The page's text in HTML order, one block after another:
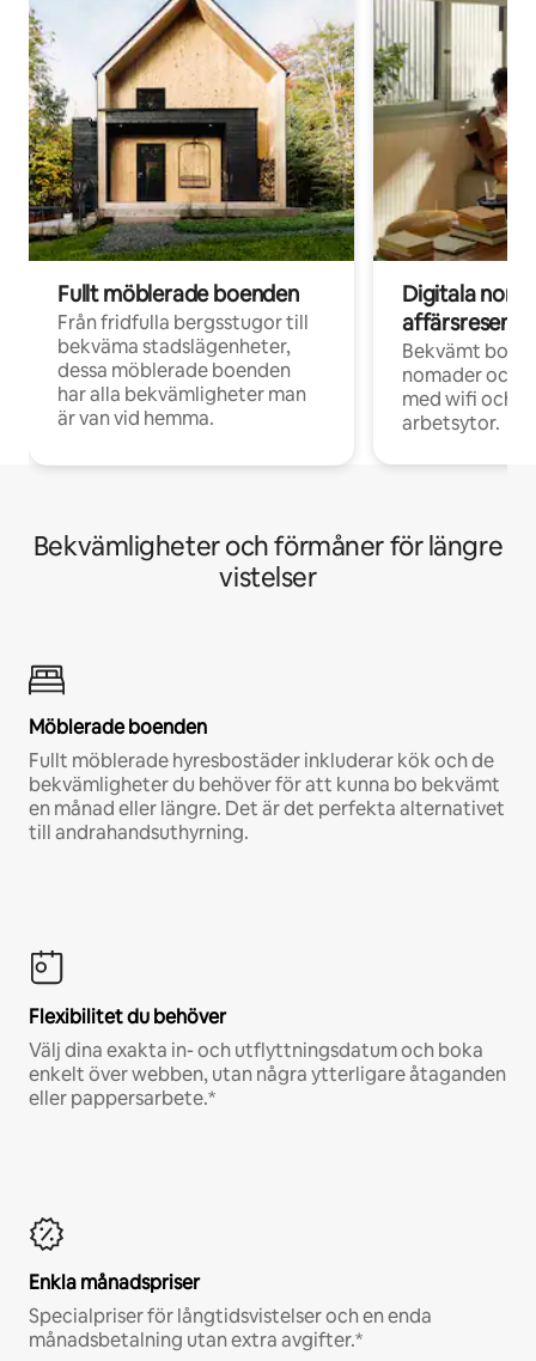
Fullt möblerade boenden
Från fridfulla bergsstugor till
bekväma stadslägenheter,
dessa möblerade boenden
har alla bekvämligheter man
är van vid hemma.
Digitala
Bekvämt
nomader och
med wifi och
arbetsytor.
Bekvämligheter och förmåner för längre
vistelser
Möblerade boenden
Fullt möblerade hyresbostäder inkluderar kök och de
bekvämligheter du behöver för att kunna bo bekvämt
en månad eller längre. Det är det perfekta alternativet
till andrahandsuthyrning.
Flexibilitet du behöver
Välj dina exakta in- och utflyttningsdatum och boka
enkelt över webben, utan några ytterligare åtaganden
eller pappersarbete.*
Enkla månadspriser
Specialpriser för långtidsvistelser och en enda
månadsbetalning utan extra avgifter.*